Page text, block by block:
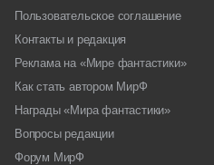
Пользовательское соглашение
Контакты и редакция
Реклама на «Мире фантастики»
Как стать автором МирФ
Награды «Мира фантастики»
Вопросы редакции
Форум МирФ